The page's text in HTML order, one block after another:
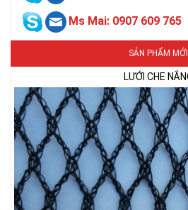
Ms Mai: 0907 609 765
SẢN PHẨM MỚI
LƯỚI CHE NẮNG